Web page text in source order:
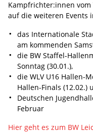
Kampfrichter:innen vom
auf die weiteren Events
das Internationale
am kommenden
die BW Staffel-
Sonntag (30.01.),
die WLV U16 Hallen-
Hallen-Finals (12.02.)
Deutschen
Februar
Hier geht es zum BW